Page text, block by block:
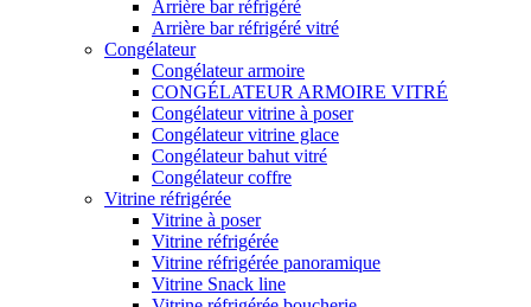
Arrière bar réfrigéré
Arrière bar réfrigéré vitré
Congélateur
Congélateur armoire
CONGÉLATEUR ARMOIRE VITRÉ
Congélateur vitrine à poser
Congélateur vitrine glace
Congélateur bahut vitré
Congélateur coffre
Vitrine réfrigérée
Vitrine à poser
Vitrine réfrigérée
Vitrine réfrigérée panoramique
Vitrine Snack line